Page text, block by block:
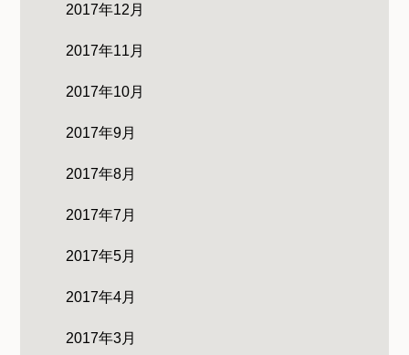
2017年12月
2017年11月
2017年10月
2017年9月
2017年8月
2017年7月
2017年5月
2017年4月
2017年3月